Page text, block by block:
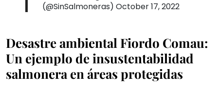
(@SinSalmoneras) October 17, 2022
Desastre ambiental Fiordo Comau:
Un ejemplo de insustentabilidad
salmonera en áreas protegidas